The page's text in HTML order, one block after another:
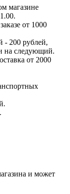
магазине
от 1000
- 200 рублей,
на следующий.
от 2000
и может